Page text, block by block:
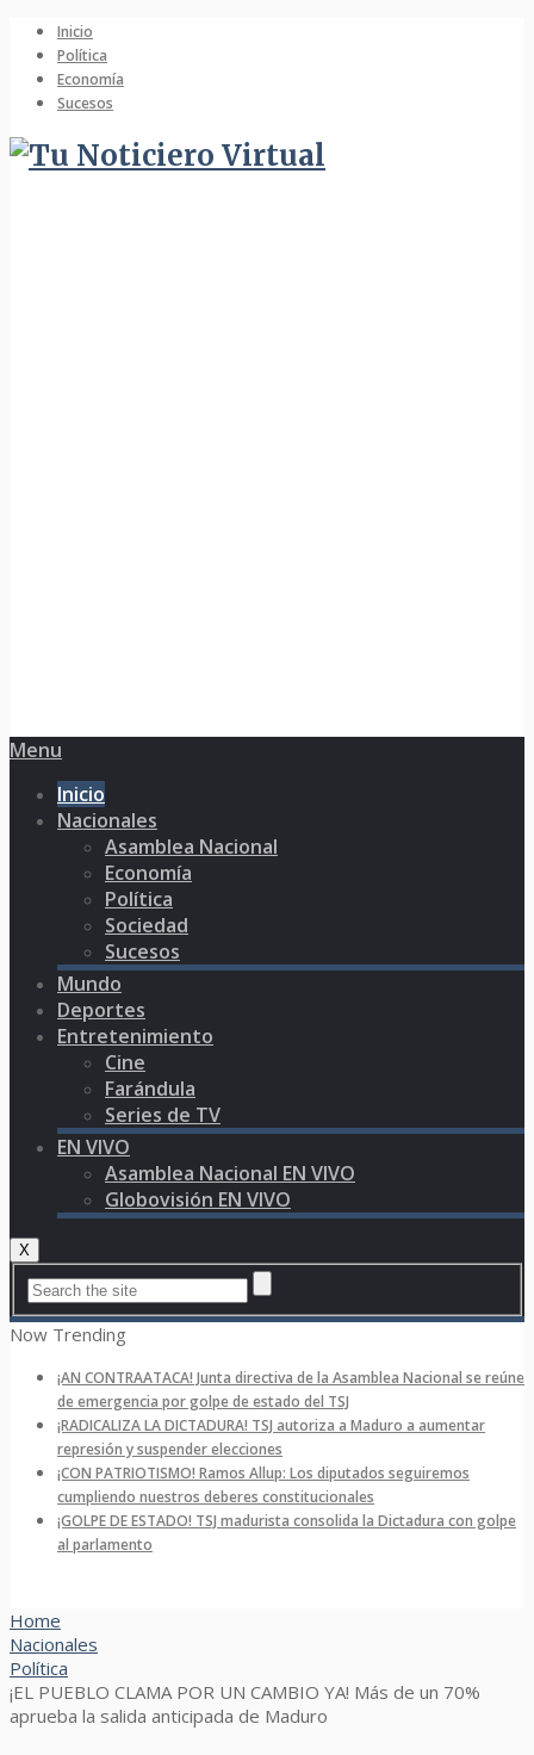
Inicio
Política
Economía
Sucesos
Menu
Inicio
Nacionales
Asamblea Nacional
Economía
Política
Sociedad
Sucesos
Mundo
Deportes
Entretenimiento
Cine
Farándula
Series de TV
EN VIVO
Asamblea Nacional EN VIVO
Globovisión EN VIVO
X
Now Trending
¡AN CONTRAATACA! Junta directiva de la Asamblea Nacional se reúne
de emergencia por golpe de estado del TSJ
¡RADICALIZA LA DICTADURA! TSJ autoriza a Maduro a aumentar
represión y suspender elecciones
¡CON PATRIOTISMO! Ramos Allup: Los diputados seguiremos
cumpliendo nuestros deberes constitucionales
¡GOLPE DE ESTADO! TSJ madurista consolida la Dictadura con golpe
al parlamento
Home
Nacionales
Política
¡EL PUEBLO CLAMA POR UN CAMBIO YA! Más de un 70%
aprueba la salida anticipada de Maduro